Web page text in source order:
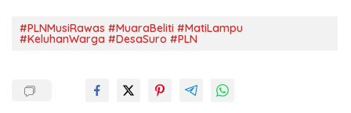
#PLNMusiRawas #MuaraBeliti #MatiLampu
#KeluhanWarga #DesaSuro #PLN